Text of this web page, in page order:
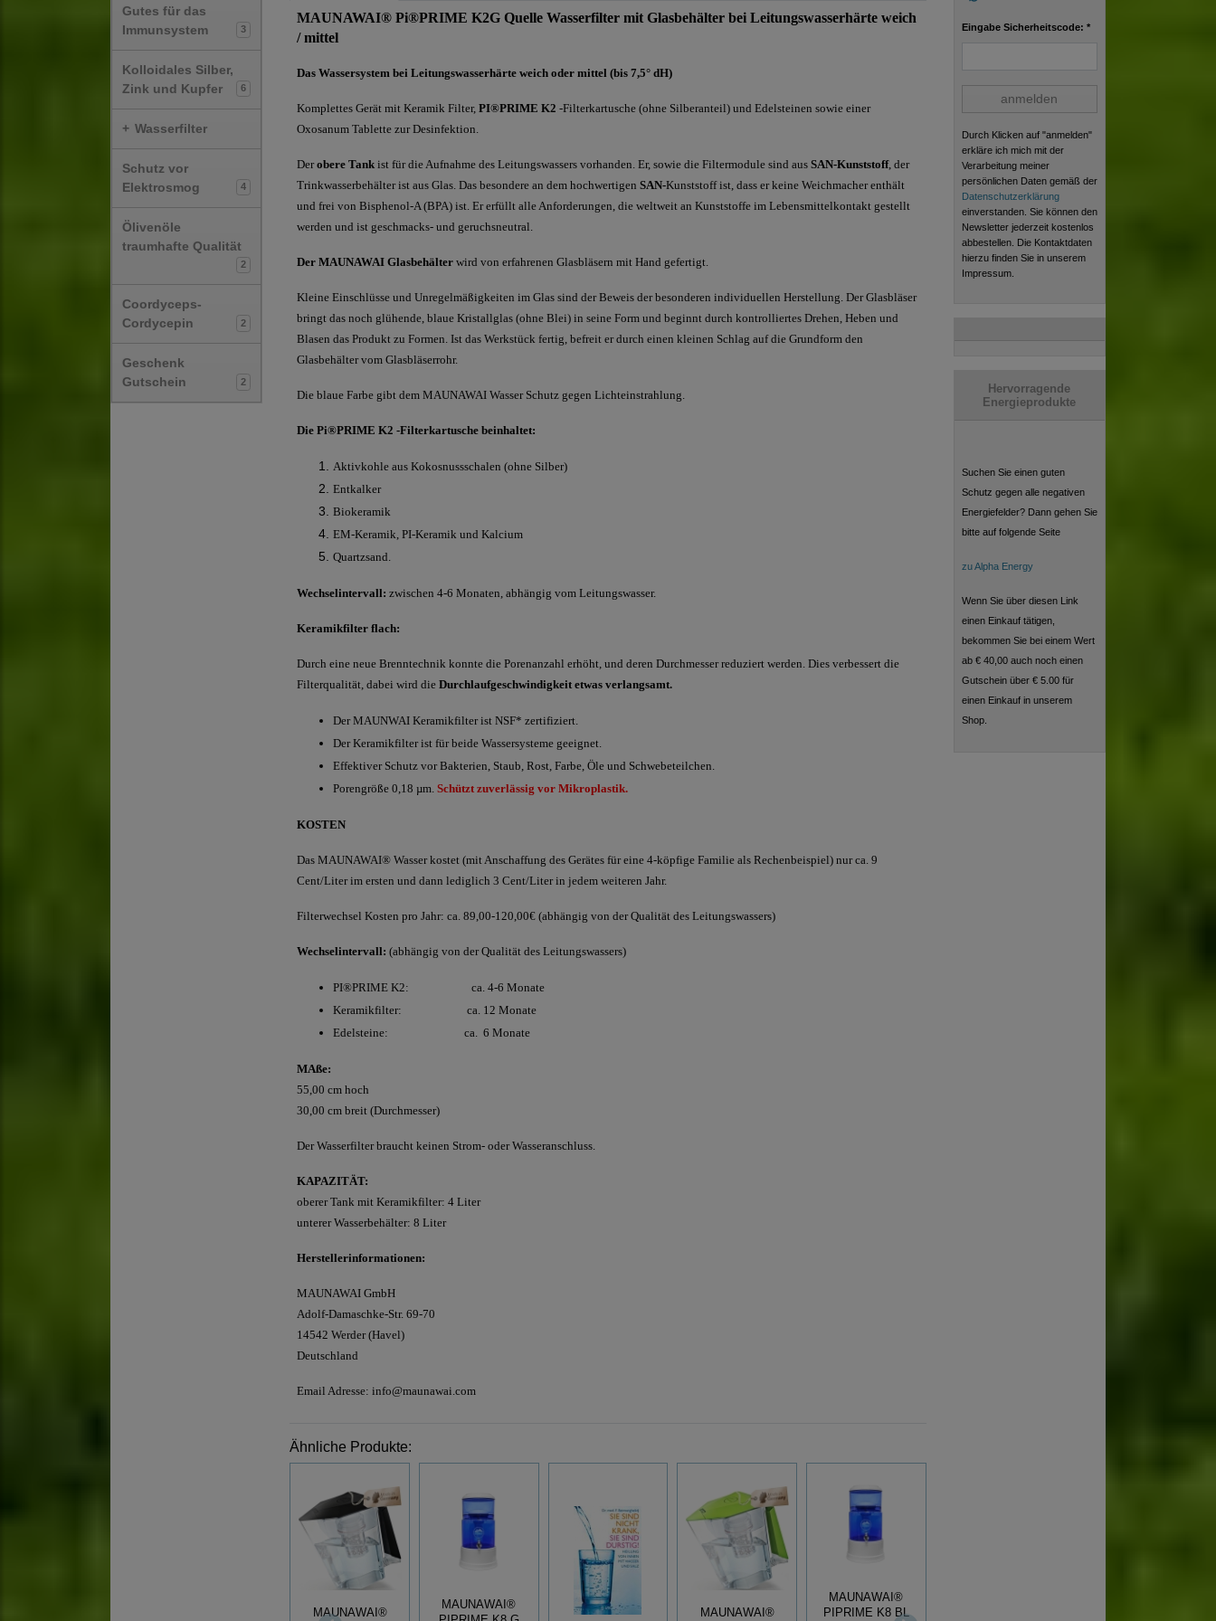
Gutes für das
Immunsystem
3
Kolloidales Silber,
Zink und Kupfer
6
+ Wasserfilter
Schutz vor
Elektrosmog
4
Ölivenöle
traumhafte Qualität
2
Coordyceps-
Cordycepin
2
Geschenk
Gutschein
2
MAUNAWAI® Pi®PRIME K2G Quelle Wasserfilter mit Glasbehälter bei Leitungswasserhärte weich
/ mittel
Das Wassersystem bei Leitungswasserhärte weich oder mittel (bis 7,5° dH)
Komplettes Gerät mit Keramik Filter, PI®PRIME K2 -Filterkartusche (ohne Silberanteil) und Edelsteinen sowie einer
Oxosanum Tablette zur Desinfektion.
Derobere Tank ist für die Aufnahme des Leitungswassers vorhanden. Er, sowie die Filtermodule sind ausSAN-Kunststoff, der
Trinkwasserbehälter ist aus Glas. Das besondere an dem hochwertigenSAN-Kunststoff ist, dass er keine Weichmacher enthält
und frei von Bisphenol-A (BPA) ist. Er erfüllt alle Anforderungen, die weltweit an Kunststoffe im Lebensmittelkontakt gestellt
werden und ist geschmacks- und geruchsneutral.
Der MAUNAWAI Glasbehälter wird von erfahrenen Glasbläsern mit Hand gefertigt.
Kleine Einschlüsse und Unregelmäßigkeiten im Glas sind der Beweis der besonderen individuellen Herstellung. Der Glasbläser
bringt das noch glühende, blaue Kristallglas (ohne Blei) in seine Form und beginnt durch kontrolliertes Drehen, Heben und
Blasen das Produkt zu Formen. Ist das Werkstück fertig, befreit er durch einen kleinen Schlag auf die Grundform den
Glasbehälter vom Glasbläserrohr.
Die blaue Farbe gibt dem MAUNAWAI Wasser Schutz gegen Lichteinstrahlung.
Die Pi®PRIME K2 -Filterkartusche beinhaltet:
Aktivkohle aus Kokosnussschalen (ohne Silber)
Entkalker
Biokeramik
EM-Keramik, PI-Keramik und Kalcium
Quartzsand.
Wechselintervall:zwischen 4-6 Monaten, abhängig vom Leitungswasser.
Keramikfilter flach:
Durch eine neue Brenntechnik konnte die Porenanzahl erhöht, und deren Durchmesser reduziert werden. Dies verbessert die
Filterqualität, dabei wird dieDurchlaufgeschwindigkeit etwas verlangsamt.
Der MAUNWAI Keramikfilter ist NSF* zertifiziert.
Der Keramikfilter ist für beide Wassersysteme geeignet.
Effektiver Schutz vor Bakterien, Staub, Rost, Farbe, Öle und Schwebeteilchen.
Porengröße 0,18 µm.Schützt zuverlässig vor Mikroplastik.
KOSTEN
Das MAUNAWAI® Wasser kostet (mit Anschaffung des Gerätes für eine 4-köpfige Familie als Rechenbeispiel) nur ca. 9
Cent/Liter im ersten und dann lediglich 3 Cent/Liter in jedem weiteren Jahr.
Filterwechsel Kosten pro Jahr: ca. 89,00-120,00€ (abhängig von der Qualität des Leitungswassers)
Wechselintervall:(abhängig von der Qualität des Leitungswassers)
PI®PRIME K2: ca. 4-6 Monate
Keramikfilter: ca. 12 Monate
Edelsteine: ca. 6 Monate
MAße:
55,00 cm hoch
30,00 cm breit (Durchmesser)
Der Wasserfilter braucht keinen Strom- oder Wasseranschluss.
KAPAZITÄT:
oberer Tank mit Keramikfilter: 4 Liter
unterer Wasserbehälter: 8 Liter
Herstellerinformationen:
MAUNAWAI GmbH
Adolf-Damaschke-Str. 69-70
14542 Werder (Havel)
Deutschland
Email Adresse: info@maunawai.com
Ähnliche Produkte:
MAUNAWAI®
MAUNAWAI®
MAUNAWAI®
MAUNAWAI®
PIPRIME K8 BL
Eingabe Sicherheitscode: *
anmelden
Durch Klicken auf "anmelden"
erkläre ich mich mit der
Verarbeitung meiner
persönlichen Daten gemäß der
Datenschutzerklärung
einverstanden. Sie können den
Newsletter jederzeit kostenlos
abbestellen. Die Kontaktdaten
hierzu finden Sie in unserem
Impressum.
Hervorragende
Energieprodukte
Suchen Sie einen guten
Schutz gegen alle negativen
Energiefelder? Dann gehen Sie
bitte auf folgende Seite
zu Alpha Energy
Wenn Sie über diesen Link
einen Einkauf tätigen,
bekommen Sie bei einem Wert
ab € 40,00 auch noch einen
Gutschein über € 5.00 für
einen Einkauf in unserem
Shop.